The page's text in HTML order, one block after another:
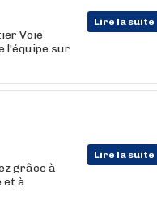
Lire la suite
Voie
l'équipe sur
Lire la suite
grâce à
et à